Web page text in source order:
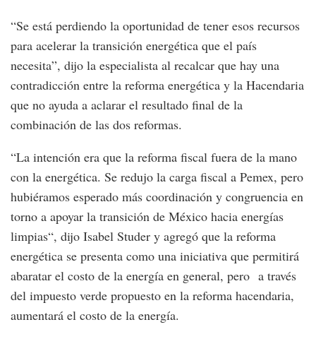
“Se está perdiendo la oportunidad de tener esos recursos
para acelerar la transición energética que el país
necesita”, dijo la especialista al recalcar que hay una
contradicción entre la reforma energética y la Hacendaria
que no ayuda a aclarar el resultado final de la
combinación de las dos reformas.
“La intención era que la reforma fiscal fuera de la mano
con la energética. Se redujo la carga fiscal a Pemex, pero
hubiéramos esperado más coordinación y congruencia en
torno a apoyar la transición de México hacia energías
limpias“, dijo Isabel Studer y agregó que la reforma
energética se presenta como una iniciativa que permitirá
abaratar el costo de la energía en general, pero a través
del impuesto verde propuesto en la reforma hacendaria,
aumentará el costo de la energía.